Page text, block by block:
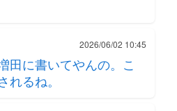
2026/06/02 10:45
田に書いてやんの。こ
るね。